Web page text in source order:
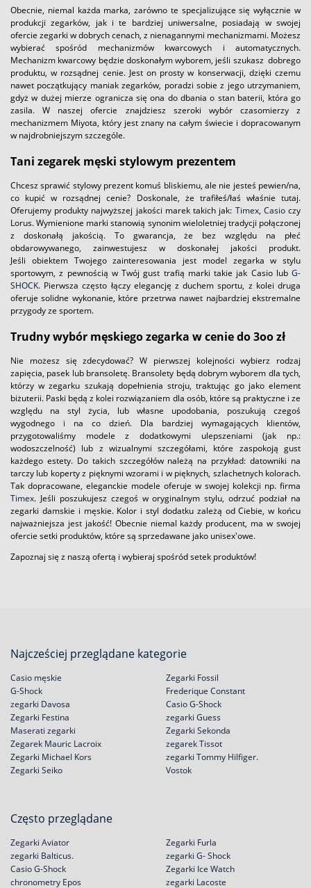
Obecnie, niemal każda marka, zarówno te specjalizujące się wyłącznie w
produkcji zegarków, jak i te bardziej uniwersalne, posiadają w swojej
ofercie zegarki w dobrych cenach, z nienagannymi mechanizmami. Możesz
wybierać spośród mechanizmów kwarcowych i automatycznych.
Mechanizm kwarcowy będzie doskonałym wyborem, jeśli szukasz dobrego
produktu, w rozsądnej cenie. Jest on prosty w konserwacji, dzięki czemu
nawet początkujący maniak zegarków, poradzi sobie z jego utrzymaniem,
gdyż w dużej mierze ogranicza się ona do dbania o stan baterii, która go
zasila. W naszej ofercie znajdziesz szeroki wybór czasomierzy z
mechanizmem Miyota, który jest znany na całym świecie i dopracowanym
w najdrobniejszym szczególe.
Tani zegarek męski stylowym prezentem
Chcesz sprawić stylowy prezent komuś bliskiemu, ale nie jesteś pewien/na,
co kupić w rozsądnej cenie? Doskonale, że trafiłeś/łaś właśnie tutaj.
Oferujemy produkty najwyższej jakości marek takich jak: Timex, Casioczy
Lorus. Wymienione marki stanowią synonim wieloletniej tradycji połączonej
z doskonałą jakością. To gwarancja, że bez względu na płeć
obdarowywanego, zainwestujesz w doskonałej jakości produkt.
Jeśli obiektem Twojego zainteresowania jest model zegarka w stylu
sportowym, z pewnością w Twój gust trafią marki takie jak Casio lub G-
SHOCK. Pierwsza często łączy elegancję z duchem sportu, z kolei druga
oferuje solidne wykonanie, które przetrwa nawet najbardziej ekstremalne
przygody ze sportem.
Trudny wybór męskiego zegarka w cenie do 3oo zł
Nie możesz się zdecydować? W pierwszej kolejności wybierz rodzaj
zapięcia, pasek lub bransoletę. Bransolety będą dobrym wyborem dla tych,
którzy w zegarku szukają dopełnienia stroju, traktując go jako element
biżuterii. Paski będą z kolei rozwiązaniem dla osób, które są praktyczne i ze
względu na styl życia, lub własne upodobania, poszukują czegoś
wygodnego i na co dzień. Dla bardziej wymagających klientów,
przygotowaliśmy modele z dodatkowymi ulepszeniami (jak np.:
wodoszczelność) lub z wizualnymi szczegółami, które zaspokoją gust
każdego estety. Do takich szczegółów należą na przykład: datowniki na
tarczy lub koperty z pięknymi wzorami i w pięknych, szlachetnych kolorach.
Tak dopracowane, eleganckie modele oferuje w swojej kolekcji np. firma
Timex. Jeśli poszukujesz czegoś w oryginalnym stylu, odrzuć podział na
zegarki damskie i męskie. Kolor i styl dodatku zależą od Ciebie, w końcu
najważniejsza jest jakość! Obecnie niemal każdy producent, ma w swojej
ofercie setki produktów, które są sprzedawane jako unisex'owe.
Zapoznaj się z naszą ofertą i wybieraj spośród setek produktów!
Najcześciej przeglądane kategorie
Casio męskie
G-Shock
zegarki Davosa
Zegarki Festina
Zegarki Fossil
Frederique Constant
Casio G-Shock
zegarki Guess
Maserati zegarki
Zegarek Mauric Lacroix
Zegarki Michael Kors
Zegarki Seiko
Zegarki Sekonda
zegarek Tissot
zegarki Tommy Hilfiger.
Vostok
Często przeglądane
Zegarki Aviator
zegarki Balticus.
Casio G-Shock
chronometry Epos
Zegarki Furla
zegarki G- Shock
Zegarki Ice Watch
zegarki Lacoste